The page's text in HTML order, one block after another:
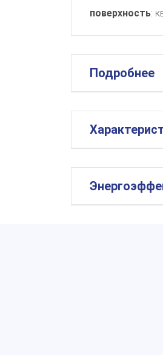
поверхность:
Подробнее